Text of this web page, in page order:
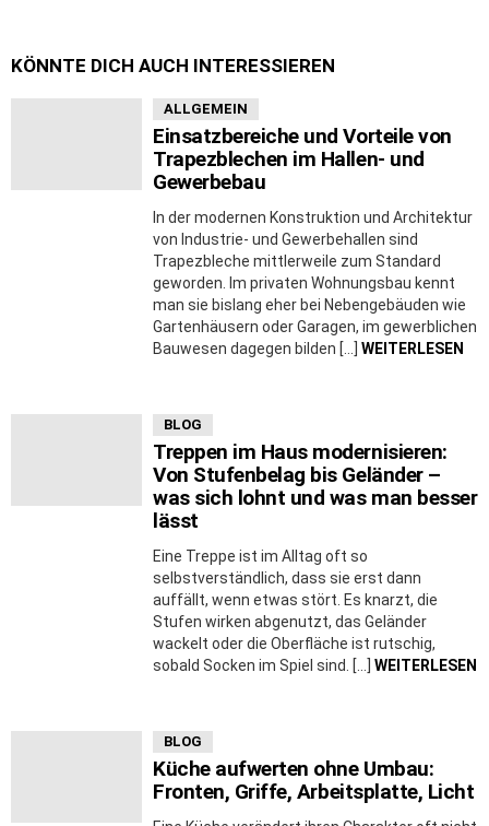
KÖNNTE DICH AUCH INTERESSIEREN
ALLGEMEIN
Einsatzbereiche und Vorteile von
Trapezblechen im Hallen- und
Gewerbebau
In der modernen Konstruktion und Architektur
von Industrie- und Gewerbehallen sind
Trapezbleche mittlerweile zum Standard
geworden. Im privaten Wohnungsbau kennt
man sie bislang eher bei Nebengebäuden wie
Gartenhäusern oder Garagen, im gewerblichen
Bauwesen dagegen bilden […] WEITERLESEN
BLOG
Treppen im Haus modernisieren:
Von Stufenbelag bis Geländer –
was sich lohnt und was man besser
lässt
Eine Treppe ist im Alltag oft so
selbstverständlich, dass sie erst dann
auffällt, wenn etwas stört. Es knarzt, die
Stufen wirken abgenutzt, das Geländer
wackelt oder die Oberfläche ist rutschig,
sobald Socken im Spiel sind. […] WEITERLESEN
BLOG
Küche aufwerten ohne Umbau:
Fronten, Griffe, Arbeitsplatte, Licht